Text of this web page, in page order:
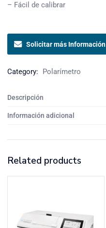
– Fácil de calibrar
Solicitar más Información
Category: Polarímetro
Descripción
Información adicional
Related products